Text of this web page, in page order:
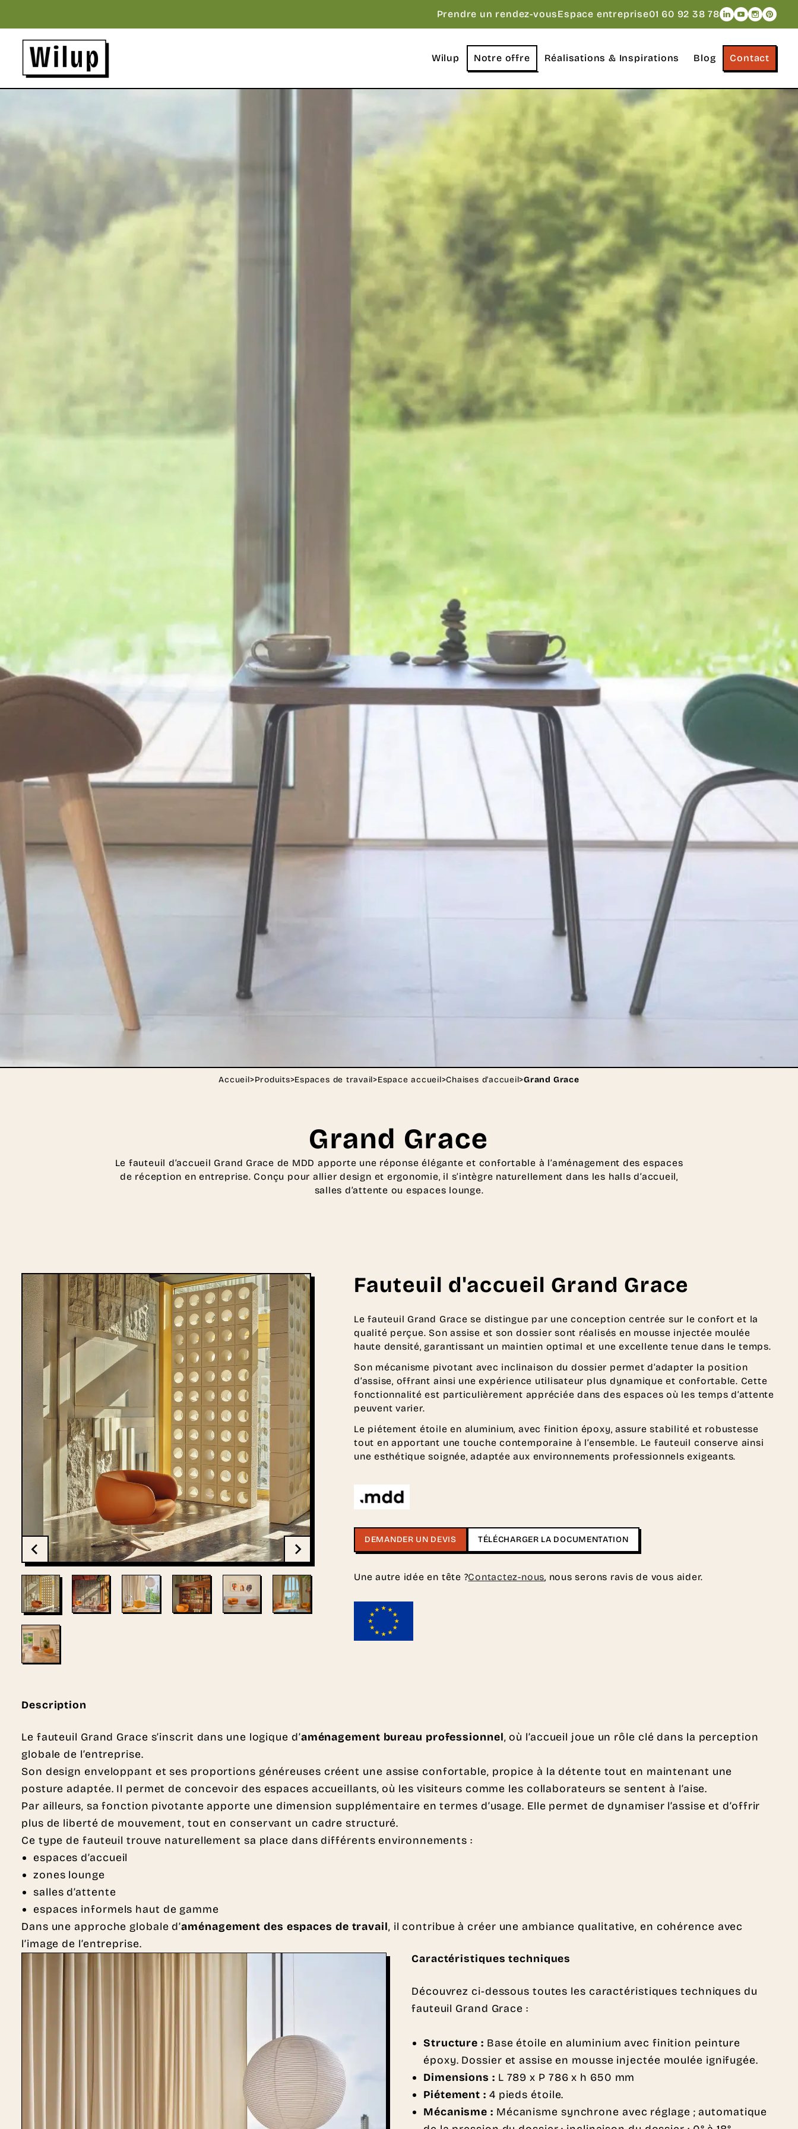
Prendre un rendez-vousEspace entreprise01 60 92 38 78Naviguer vers
Naviguer
Naviguer
Revenir sur la page d'accueil
Wilup
Notre offre Réalisations & Inspirations Blog Contact
Accueil>Produits>Espaces de travail>Espace accueil>Chaises d'accueil>Grand Grace
Grand Grace
Le fauteuil d’accueil Grand Grace de MDD apporte une réponse élégante et confortable à l’aménagement des espaces
de réception en entreprise. Conçu pour allier design et ergonomie, il s’intègre naturellement dans les halls d’accueil,
salles d’attente ou espaces lounge.
Fauteuil d'accueil Grand Grace
Le fauteuil Grand Grace se distingue par une conception centrée sur le confort et la
qualité perçue. Son assise et son dossier sont réalisés en mousse injectée moulée
haute densité, garantissant un maintien optimal et une excellente tenue dans le temps.
Son mécanisme pivotant avec inclinaison du dossier permet d’adapter la position
d’assise, offrant ainsi une expérience utilisateur plus dynamique et confortable. Cette
fonctionnalité est particulièrement appréciée dans des espaces où les temps d’attente
peuvent varier.
Le piétement étoile en aluminium, avec finition époxy, assure stabilité et robustesse
tout en apportant une touche contemporaine à l’ensemble. Le fauteuil conserve ainsi
une esthétique soignée, adaptée aux environnements professionnels exigeants.
DEMANDER UN DEVIS TÉLÉCHARGER LA DOCUMENTATION
Une autre idée en tête ?Contactez-nous, nous serons ravis de vous aider.
Description
Le fauteuil Grand Grace s’inscrit dans une logique d’aménagement bureau professionnel, où l’accueil joue un rôle clé dans la perception
globale de l’entreprise.
Son design enveloppant et ses proportions généreuses créent une assise confortable, propice à la détente tout en maintenant une
posture adaptée. Il permet de concevoir des espaces accueillants, où les visiteurs comme les collaborateurs se sentent à l’aise.
Par ailleurs, sa fonction pivotante apporte une dimension supplémentaire en termes d’usage. Elle permet de dynamiser l’assise et d’offrir
plus de liberté de mouvement, tout en conservant un cadre structuré.
Ce type de fauteuil trouve naturellement sa place dans différents environnements :
espaces d’accueil
zones lounge
salles d’attente
espaces informels haut de gamme
Dans une approche globale d’aménagement des espaces de travail, il contribue à créer une ambiance qualitative, en cohérence avec
l’image de l’entreprise.
Caractéristiques techniques
Découvrez ci-dessous toutes les caractéristiques techniques du
fauteuil Grand Grace :
Structure : Base étoile en aluminium avec finition peinture
époxy. Dossier et assise en mousse injectée moulée ignifugée.
Dimensions : L 789 x P 786 x h 650 mm
Piétement : 4 pieds étoile.
Mécanisme : Mécanisme synchrone avec réglage ; automatique